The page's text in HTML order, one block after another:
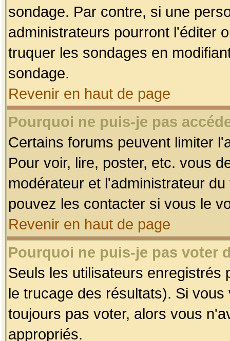
sondage. Par contre, si une
administrateurs pourront l'éditer
truquer les sondages en
sondage.
Revenir en haut de page
Pourquoi ne puis-je pas
Certains forums peuvent limiter
Pour voir, lire, poster, etc. vous
modérateur et l'administrateur
pouvez les contacter si vous le
Revenir en haut de page
Pourquoi ne puis-je pas voter
Seuls les utilisateurs enregistrés
le trucage des résultats). Si
toujours pas voter, alors vous
appropriés.